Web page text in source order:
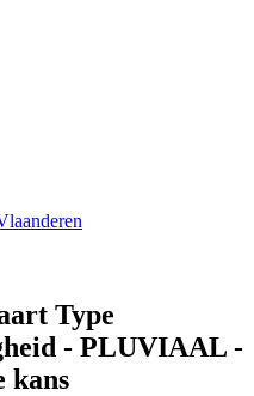
Type
- PLUVIAAL -
kans